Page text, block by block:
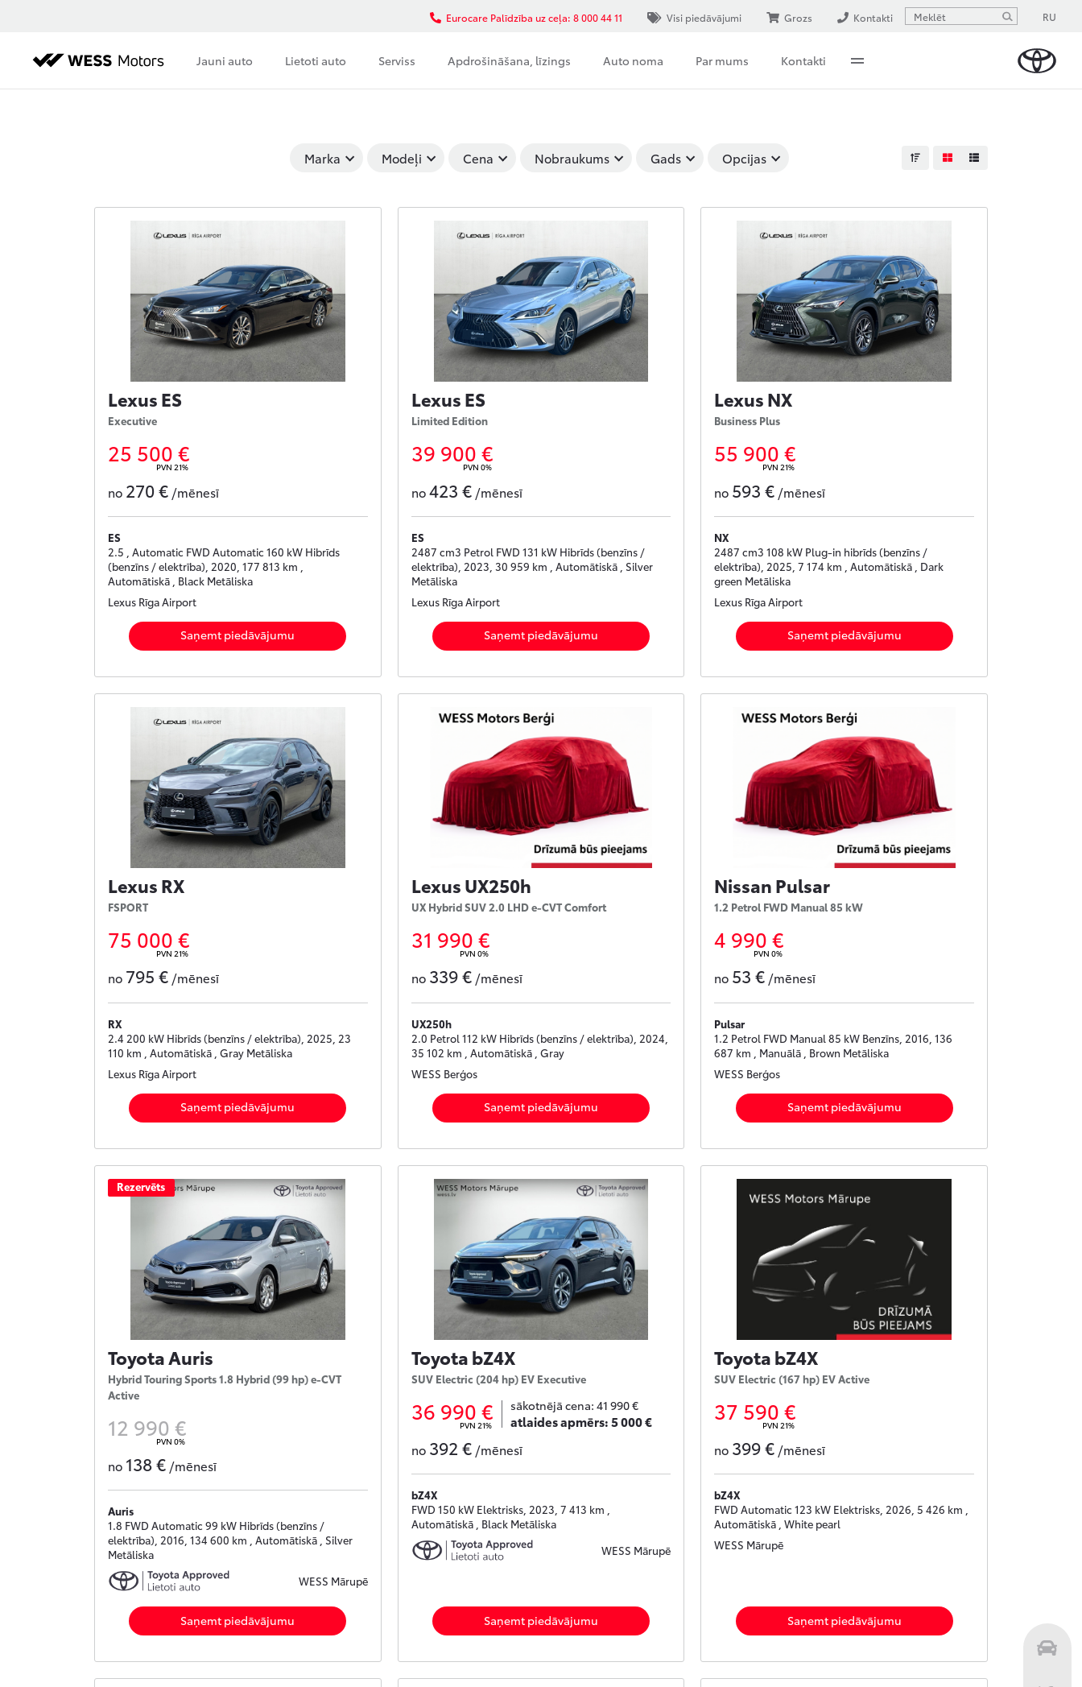
Jauni auto Lietoti auto Serviss Apdrošināšana, līzings Auto noma Par mums Kontakti
Eurocare Palīdzība uz ceļa: 8 000 44 11 Visi piedāvājumi Grozs Kontakti RU
Marka Modeļi Cena Nobraukums Gads Opcijas
Lexus ES
Executive
25 500 €
PVN 21%
no 270 € /mēnesī
ES
2.5 , Automatic FWD Automatic 160 kW Hibrīds
(benzīns / elektrība), 2020, 177 813 km ,
Automātiskā , Black Metāliska
Lexus Rīga Airport
Saņemt piedāvājumu
Lexus ES
Limited Edition
39 900 €
PVN 0%
no423 €/mēnesī
ES
2487 cm3 Petrol FWD 131 kW Hibrīds (benzīns /
elektrība), 2023, 30 959 km , Automātiskā , Silver
Metāliska
Lexus Rīga Airport
Saņemt piedāvājumu
Lexus NX
Business Plus
55 900 €
PVN 21%
no 593 € /mēnesī
NX
2487 cm3 108 kW Plug-in hibrīds (benzīns /
elektrība), 2025, 7 174 km , Automātiskā , Dark
green Metāliska
Lexus Rīga Airport
Saņemt piedāvājumu
Lexus RX
FSPORT
75 000 €
PVN 21%
no 795 € /mēnesī
RX
2.4 200 kW Hibrīds (benzīns / elektrība), 2025, 23
110 km , Automātiskā , Gray Metāliska
Lexus Rīga Airport
Saņemt piedāvājumu
Lexus UX250h
UX Hybrid SUV 2.0 LHD e-CVT Comfort
31 990 €
PVN 0%
no 339 €/mēnesī
UX250h
2.0 Petrol 112 kW Hibrīds (benzīns / elektrība), 2024,
35 102 km , Automātiskā , Gray
WESS Berģos
Saņemt piedāvājumu
Nissan Pulsar
1.2 Petrol FWD Manual 85 kW
4 990 €
PVN 0%
no 53 € /mēnesī
Pulsar
1.2 Petrol FWD Manual 85 kW Benzīns, 2016, 136
687 km , Manuālā , Brown Metāliska
WESS Berģos
Saņemt piedāvājumu
Rezervēts
Toyota Auris
Hybrid Touring Sports 1.8 Hybrid (99 hp) e-CVT
Active
12 990 €
PVN 0%
no 138 € /mēnesī
Auris
1.8 FWD Automatic 99 kW Hibrīds (benzīns /
elektrība), 2016, 134 600 km , Automātiskā , Silver
Metāliska
WESS Mārupē
Saņemt piedāvājumu
Toyota bZ4X
SUV Electric (204 hp) EV Executive
36 990 €
PVN 21%
sākotnējā cena: 41 990 €
atlaides apmērs:5 000 €
no 392 €/mēnesī
bZ4X
FWD 150 kW Elektrisks, 2023, 7 413 km ,
Automātiskā , Black Metāliska
WESS Mārupē
Saņemt piedāvājumu
Toyota bZ4X
SUV Electric (167 hp) EV Active
37 590 €
PVN 21%
no 399 € /mēnesī
bZ4X
FWD Automatic 123 kW Elektrisks, 2026, 5 426 km ,
Automātiskā , White pearl
WESS Mārupē
Saņemt piedāvājumu